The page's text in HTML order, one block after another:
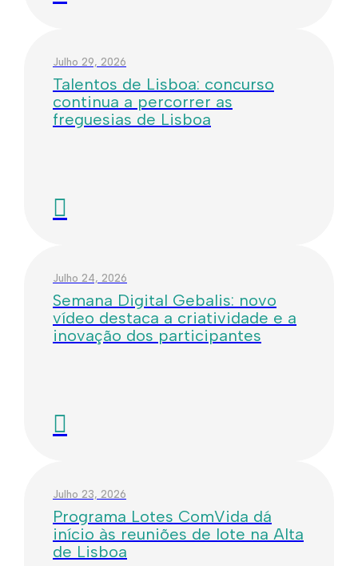
Julho 29, 2026
Talentos de Lisboa: concurso
continua a percorrer as
freguesias de Lisboa
Julho 24, 2026
Semana Digital Gebalis: novo
vídeo destaca a criatividade e a
inovação dos participantes
Julho 23, 2026
Programa Lotes ComVida dá
início às reuniões de lote na Alta
de Lisboa